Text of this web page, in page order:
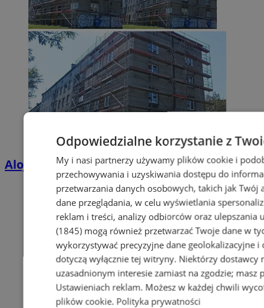
Alojzjanów 2 do remontu
Odpowiedzialne korzystanie z
My i nasi partnerzy używamy plików cookie i
przechowywania i uzyskiwania dostępu do
przetwarzania danych osobowych, takich jak
dane przeglądania, w celu wyświetlania
reklam i treści, analizy odbiorców oraz ulepszania
(1845)mogą również przetwarzać Twoje dane w
wykorzystywać precyzyjne dane geolokalizacyjne
dotyczą wyłącznie tej witryny. Niektórzy dostawcy
uzasadnionym interesie zamiast na zgodzie; masz
Ustawieniach reklam. Możesz w każdej chwili
plików cookie. Polityka prywatności